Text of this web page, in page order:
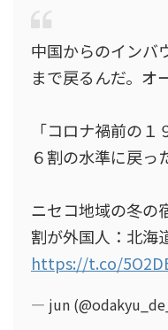
中国からのインバ
まで戻るんだ。オ
「コロナ禍前の
６割の水準に戻っ
ニセコ地域の冬
割が外国人：北海
https://t.co/
— jun